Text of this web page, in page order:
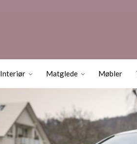
Interiør Matglede Møbler
Dette må